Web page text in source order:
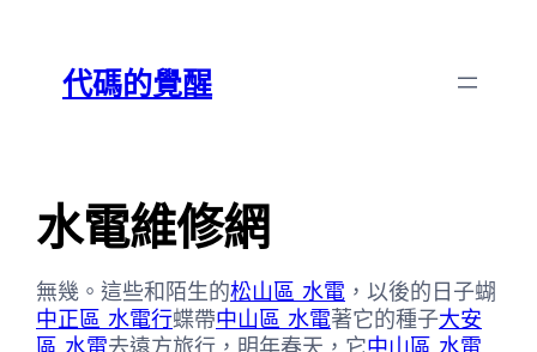
content代碼的覺醒
水電維修網
無幾。這些和陌生的松山區 水電 ，以後的日子蝴
中正區 水電行蝶帶中山區 水電著它的種子大安
區 水電去遠方旅行，明年春天，它中山區 水電